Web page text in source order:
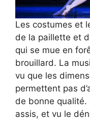
Les costumes et
de la paillette et
qui se mue en
brouillard. La
vu que les
permettent pas
de bonne qualité.
assis, et vu le